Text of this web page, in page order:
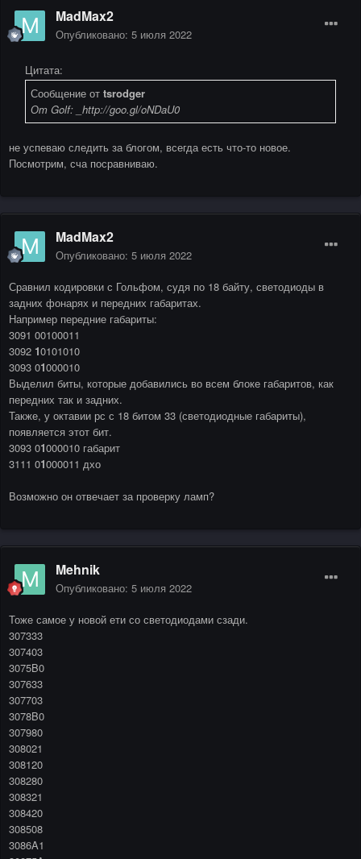
MadMax2
Опубликовано: 5 июля 2022
Цитата:
Сообщение от tsrodger
От Golf: _http://goo.gl/oNDaU0
не успеваю следить за блогом, всегда есть что-то новое.
Посмотрим, сча посравниваю.
MadMax2
Опубликовано: 5 июля 2022
Сравнил кодировки с Гольфом, судя по 18 байту, светодиоды в
задних фонарях и передних габаритах.
Например передние габариты:
3091 00100011
3092 10101010
3093 01000010
Выделил биты, которые добавились во всем блоке габаритов, как
передних так и задних.
Также, у октавии рс с 18 битом 33 (светодиодные габариты),
появляется этот бит.
3093 01000010 габарит
3111 01000011 дхо
Возможно он отвечает за проверку ламп?
Mehnik
Опубликовано: 5 июля 2022
Тоже самое у новой ети со светодиодами сзади.
307333
307403
3075B0
307633
307703
3078B0
307980
308021
308120
308280
308321
308420
308508
3086A1